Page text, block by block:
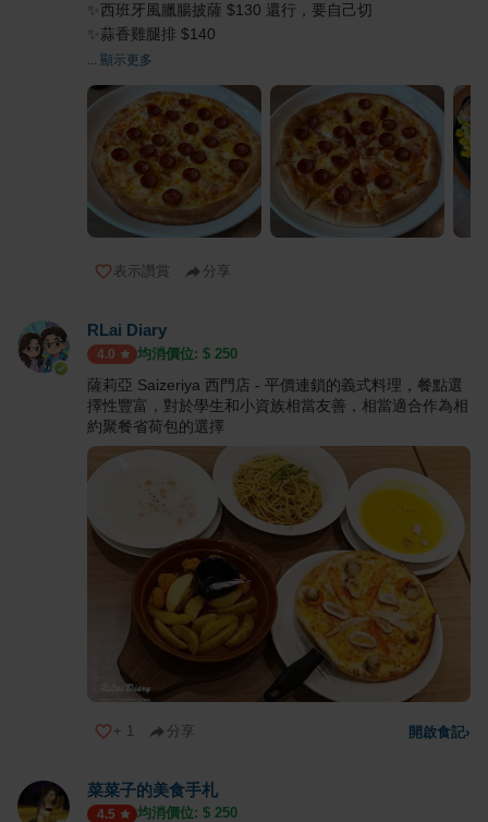
✨西班牙風臘腸披薩 $130 還行，要自己切
✨蒜香雞腿排 $140
... 顯示更多
表示讚賞 分享
RLai Diary
4.0 均消價位: $ 250
薩莉亞 Saizeriya 西門店 - 平價連鎖的義式料理，餐點選
擇性豐富，對於學生和小資族相當友善，相當適合作為相
約聚餐省荷包的選擇
+ 1 分享 開啟食記›
菜菜子的美食手札
4.5 均消價位: $ 250